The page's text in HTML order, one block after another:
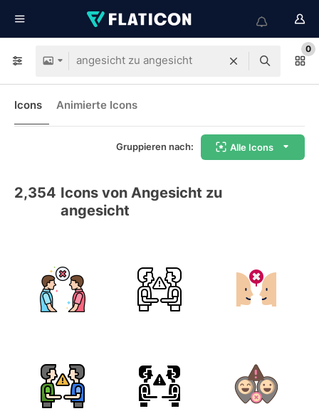
0
Icons Animierte Icons
Gruppieren nach: Alle Icons
2,354 Icons von Angesicht zu
angesicht